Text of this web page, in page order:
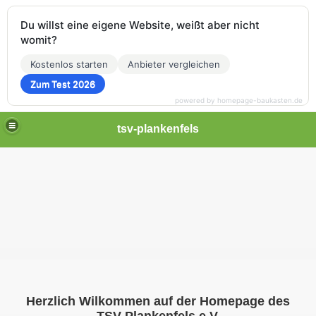
tsv-plankenfels
Herzlich Wilkommen auf der Homepage des
Du willst eine eigene Website, weißt aber nicht
womit?
Kostenlos starten
Anbieter vergleichen
Zum Test 2026
powered by homepage-baukasten.de